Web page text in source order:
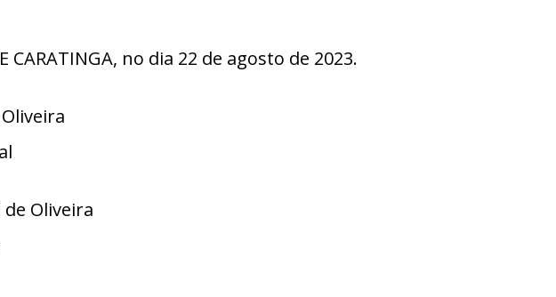
CARATINGA, no dia 22 de agosto de 2023.
Oliveira